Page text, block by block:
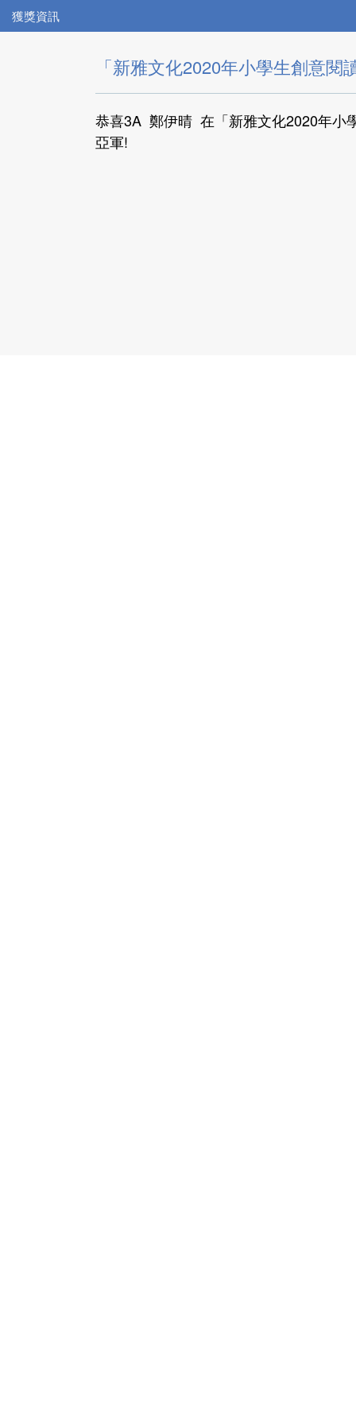
獲獎資訊
「新雅文化2020年小學生創意
恭喜3A 鄭伊晴 在「新雅文化2020年小
亞軍!